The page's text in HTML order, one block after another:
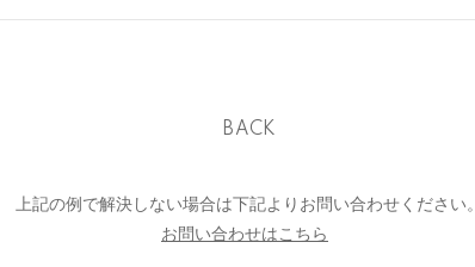
BACK
上記の例で解決しない場合は下記よりお問い合わせください。
お問い合わせはこちら